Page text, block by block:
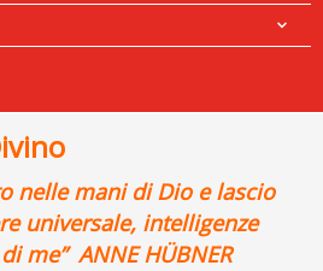
nelle mani di Dio e lascio
universale, intelligenze
me” ANNE HÜBNER